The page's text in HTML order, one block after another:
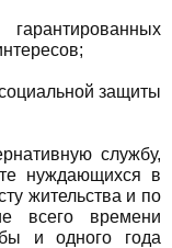
защиты
службу,
нуждающихся в
жительства и по
всего времени
и одного года